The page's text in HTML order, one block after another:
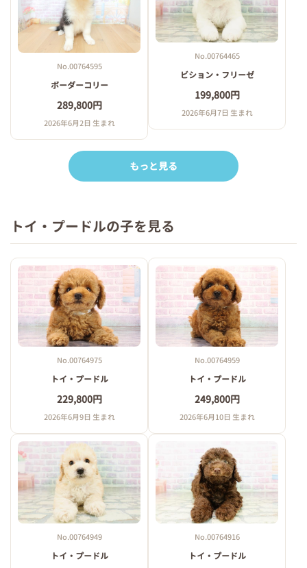
No.00764595
ボーダーコリー
289,800円
2026年6月2日 生まれ
No.00764465
ビション・フリーゼ
199,800円
2026年6月7日 生まれ
もっと見る
トイ・プードルの子を見る
No.00764975
トイ・プードル
229,800円
2026年6月9日 生まれ
No.00764959
トイ・プードル
249,800円
2026年6月10日 生まれ
No.00764949
トイ・プードル
No.00764916
トイ・プードル